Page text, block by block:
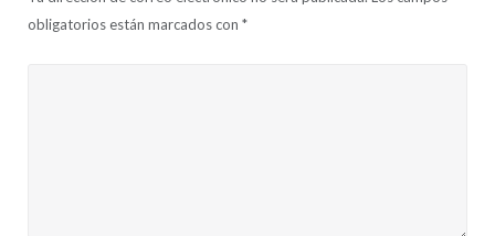
obligatorios están marcados con *